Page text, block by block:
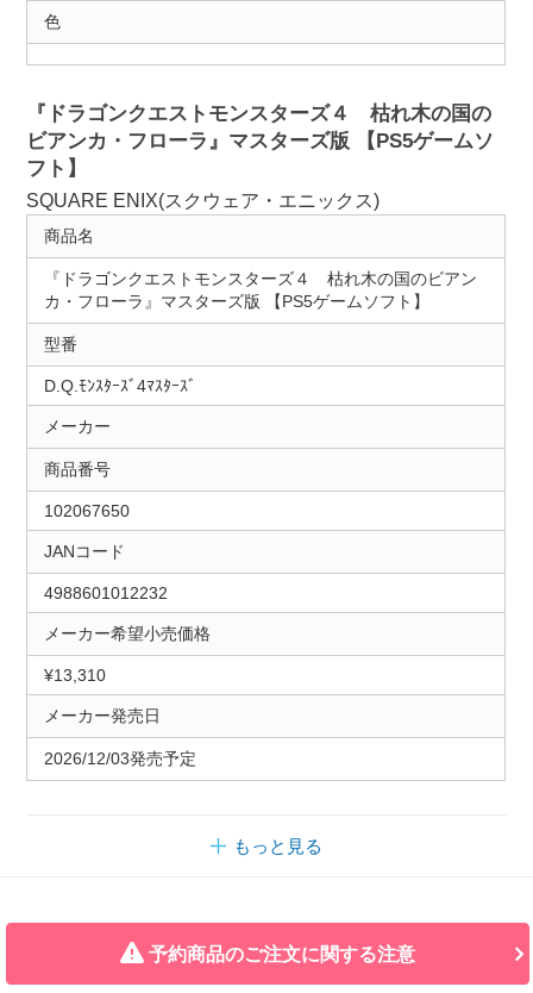
色
『ドラゴンクエストモンスターズ４ 枯れ木の国の
ビアンカ・フローラ』マスターズ版 【PS5ゲームソ
フト】
SQUARE ENIX(スクウェア・エニックス)
商品名
『ドラゴンクエストモンスターズ４ 枯れ木の国のビアン
カ・フローラ』マスターズ版 【PS5ゲームソフト】
型番
D.Q.ﾓﾝｽﾀｰｽﾞ4ﾏｽﾀｰｽﾞ
メーカー
商品番号
102067650
JANコード
4988601012232
メーカー希望小売価格
¥13,310
メーカー発売日
2026/12/03発売予定
もっと見る
予約商品のご注文に関する注意